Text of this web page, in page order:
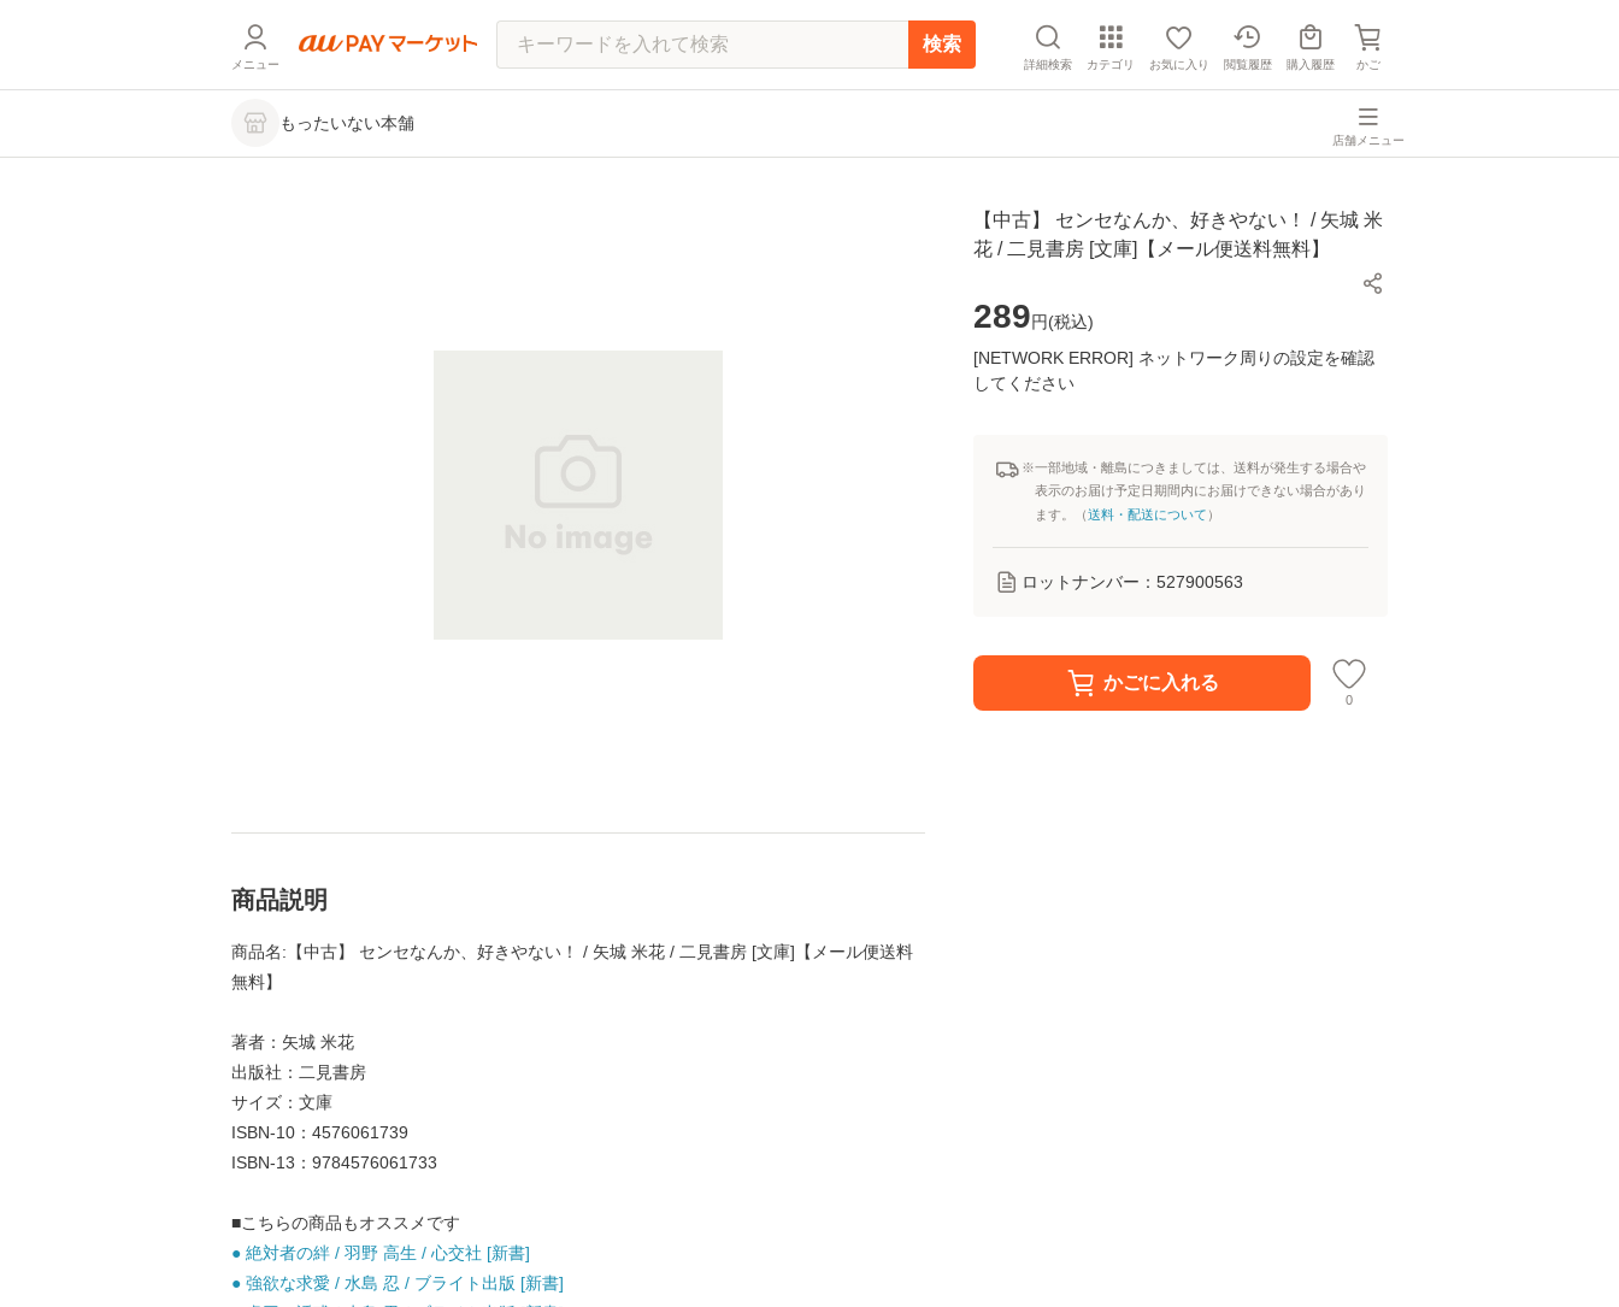
メニュー
検索
詳細検索 カテゴリ お気に入り 閲覧履歴 購入履歴 かご
もったいない本舗
店舗メニュー
【中古】 センセなんか、好きやない！ / 矢城 米
花 / 二見書房 [文庫]【メール便送料無料】
289円(税込)
[NETWORK ERROR] ネットワーク周りの設定を確認
してください
※一部地域・離島につきましては、送料が発生する場合や
表示のお届け予定日期間内にお届けできない場合があり
ます。（送料・配送について ）
ロットナンバー： 527900563
かごに入れる
0
商品説明
商品名:【中古】 センセなんか、好きやない！ / 矢城 米花 / 二見書房 [文庫]【メール便送料
無料】
著者：矢城 米花
出版社：二見書房
サイズ：文庫
ISBN-10：4576061739
ISBN-13：9784576061733
■こちらの商品もオススメです
● 絶対者の絆 / 羽野 高生 / 心交社 [新書]
● 強欲な求愛 / 水島 忍 / ブライト出版 [新書]